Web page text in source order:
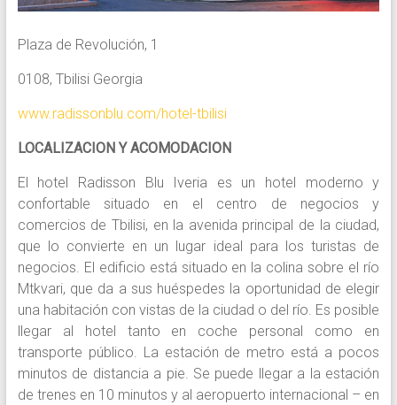
Plaza de Revolución, 1
0108, Tbilisi Georgia
www.radissonblu.com/hotel-tbilisi
LOCALIZACION Y ACOMODACION
El hotel Radisson Blu Iveria es un hotel moderno y
confortable situado en el centro de negocios y
comercios de Tbilisi, en la avenida principal de la ciudad,
que lo convierte en un lugar ideal para los turistas de
negocios. El edificio está situado en la colina sobre el río
Mtkvari, que da a sus huéspedes la oportunidad de elegir
una habitación con vistas de la ciudad o del río. Es posible
llegar al hotel tanto en coche personal como en
transporte público. La estación de metro está a pocos
minutos de distancia a pie. Se puede llegar a la estación
de trenes en 10 minutos y al aeropuerto internacional – en